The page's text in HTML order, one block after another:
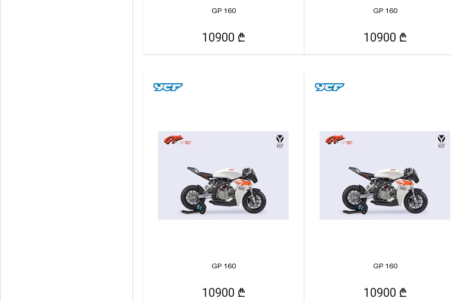
GP 160
10900 ₾
GP 160
10900 ₾
GP 160
10900 ₾
GP 160
10900 ₾